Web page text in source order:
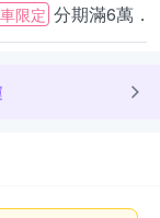
限定 分期滿6萬．